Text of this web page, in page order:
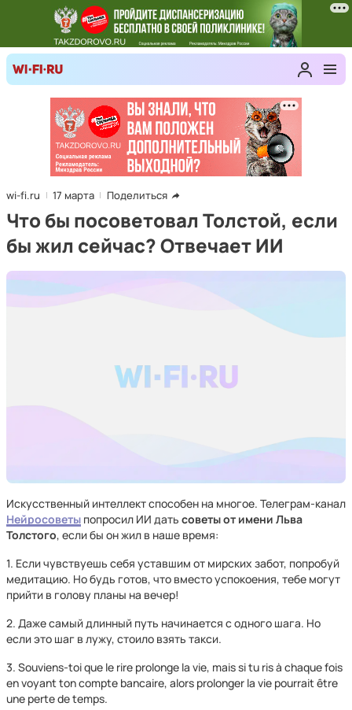
wi-fi.ru 17 марта Поделиться
Что бы посоветовал Толстой, если
бы жил сейчас? Отвечает ИИ
Искусственный интеллект способен на многое. Телеграм-канал
Нейросоветы попросил ИИ дать советы от имени Льва
Толстого, если бы он жил в наше время:
1. Если чувствуешь себя уставшим от мирских забот, попробуй
медитацию. Но будь готов, что вместо успокоения, тебе могут
прийти в голову планы на вечер!
2. Даже самый длинный путь начинается с одного шага. Но
если это шаг в лужу, стоило взять такси.
3. Souviens-toi que le rire prolonge la vie, mais si tu ris à chaque fois
en voyant ton compte bancaire, alors prolonger la vie pourrait être
une perte de temps.